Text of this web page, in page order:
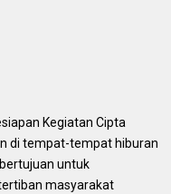
Kegiatan Cipta
di tempat-tempat hiburan
untuk
masyarakat